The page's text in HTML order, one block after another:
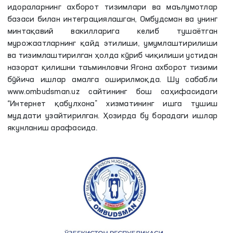
идораларнинг ахборот тизимлари ва маълумотлар
базаси билан интеграциялашган, Омбудсман ва унинг
минтақавий вакилларига келиб тушаётган
мурожаатларнинг қайд этилиши, умумлаштирилиши
ва тизимлаштирилган ҳолда кўриб чиқилиши устидан
назорат қилишни таъминловчи Ягона ахборот тизими
бўйича ишлар амалга оширилмоқда. Шу сабабли
www.ombudsman.uz сайтининг бош саҳифасидаги
“Интернет қабулхона” хизматининг ишга тушиш
муддати узайтирилган. Ҳозирда бу борадаги ишлар
якунланиш арафасида.